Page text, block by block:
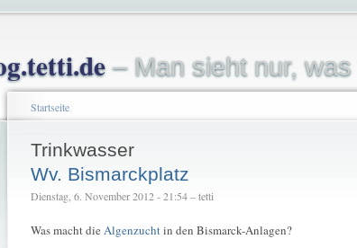
– Man sieht nur,
Startseite
Trinkwasser
Wv. Bismarckplatz
Dienstag, 6. November 2012 - 21:54 – tetti
Was macht die Algenzuchtin den Bismarck-Anlagen?